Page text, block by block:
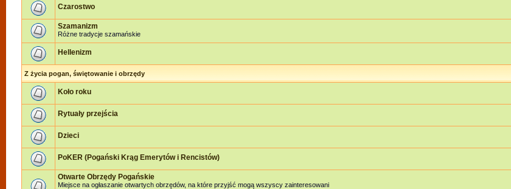
Czarostwo
Szamanizm
Różne tradycje szamańskie
Hellenizm
Z życia pogan, świętowanie i obrzędy
Koło roku
Rytuały przejścia
Dzieci
PoKER (Pogański Krąg Emerytów i Rencistów)
Otwarte Obrzędy Pogańskie
Miejsce na ogłaszanie otwartych obrzędów, na które przyjść mogą wszyscy zainteresowani